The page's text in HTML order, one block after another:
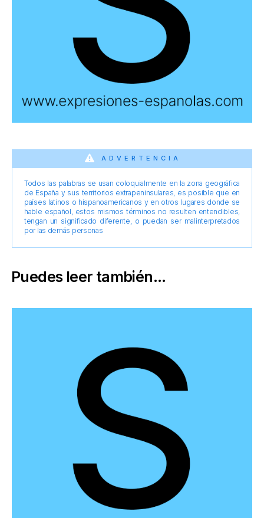
ADVERTENCIA
Todos las palabras se usan coloquialmente en la zona geográfica
de España y sus territorios extrapeninsulares, es posible que en
países latinos o hispanoamericanos y en otros lugares donde se
hable español, estos mismos términos no resulten entendibles,
tengan un significado diferente, o puedan ser malinterpretados
por las demás personas
Puedes leer también...